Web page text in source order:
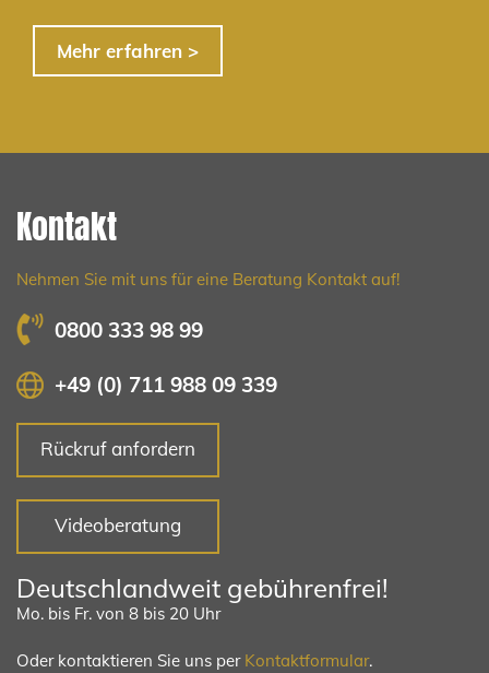
Mehr erfahren >
Kontakt
Nehmen Sie mit uns für eine Beratung Kontakt auf!
0800 333 98 99
+49 (0) 711 988 09 339
Rückruf anfordern
Videoberatung
Deutschlandweit gebührenfrei!
Mo. bis Fr. von 8 bis 20 Uhr
Oder kontaktieren Sie uns per Kontaktformular.